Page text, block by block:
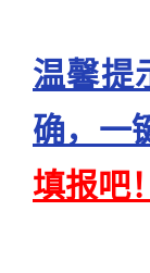
温馨提
确，一
填报吧！